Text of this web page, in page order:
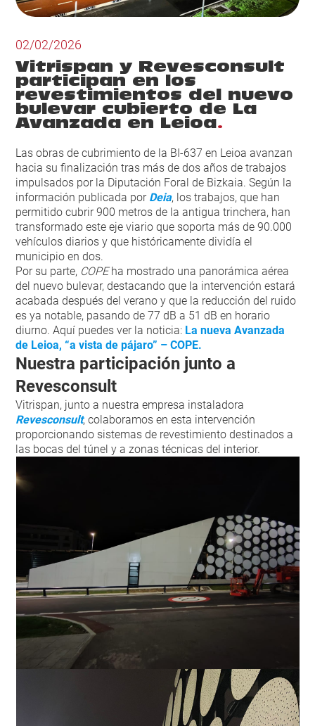
02/02/2026
Vitrispan y Revesconsult
participan en los
revestimientos del nuevo
bulevar cubierto de La
Avanzada en Leioa
Las obras de cubrimiento de la BI‑637 en Leioa avanzan
hacia su finalización tras más de dos años de trabajos
impulsados por la Diputación Foral de Bizkaia. Según la
información publicada por Deia, los trabajos, que han
permitido cubrir 900 metros de la antigua trinchera, han
transformado este eje viario que soporta más de 90.000
vehículos diarios y que históricamente dividía el
municipio en dos.
Por su parte, COPEha mostrado una panorámica aérea
del nuevo bulevar, destacando que la intervención estará
acabada después del verano y que la reducción del ruido
es ya notable, pasando de 77 dB a 51 dB en horario
diurno. Aquí puedes ver la noticia: La nueva Avanzada
de Leioa, “a vista de pájaro” – COPE.
Nuestra participación junto a
Revesconsult
Vitrispan, junto a nuestra empresa instaladora
Revesconsult, colaboramos en esta intervención
proporcionando sistemas de revestimiento destinados a
las bocas del túnel y a zonas técnicas del interior.